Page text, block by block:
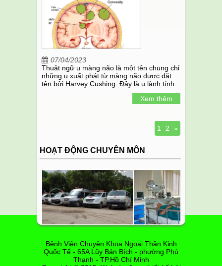
07/04/2023
Thuật ngữ u màng não là một tên chung chỉ
những u xuất phát từ màng não được đặt
tên bởi Harvey Cushing. Đây là u lành tính
có thể gặp từ kích thước nhỏ cho tới kích
Xem thêm
1 2 »
HOẠT ĐỘNG CHUYÊN MÔN
‹ ›
Bệnh Viện Chuyên Khoa Ngoại Thần Kinh
Quốc Tế - 65A Lũy Bán Bích - phường Phú
Thạnh - TP.Hồ Chí Minh